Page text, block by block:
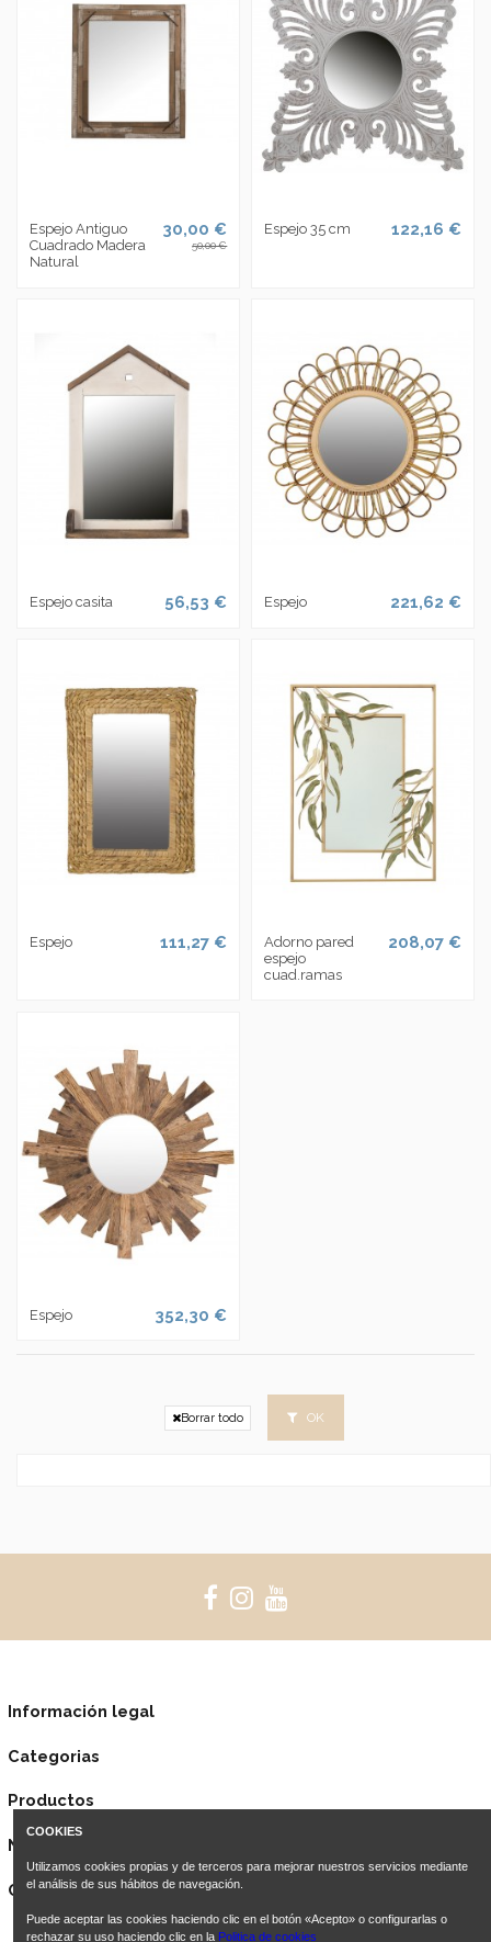
Espejo Antiguo
Cuadrado Madera
Natural
30,00 €
50,00 €
Espejo 35 cm 122,16 €
Espejo casita 56,53 € Espejo 221,62 €
Espejo 111,27 €
Adorno pared
espejo
cuad.ramas
208,07 €
Espejo 352,30 €
Borrar todo OK
Información legal
Categorias
Productos
Nuestra empresa
Contacto
COOKIES
Utilizamos cookies propias y de terceros para mejorar nuestros servicios mediante
el análisis de sus hábitos de navegación.
Puede aceptar las cookies haciendo clic en el botón «Acepto» o configurarlas o
rechazar su uso haciendo clic en la Politica de cookies